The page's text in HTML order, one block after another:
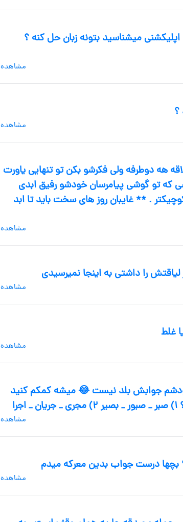
میشناسید بتونه زبان حل کنه ؟
مشاهده
؟
مشاهده
هه دوطرفه ولی فکرشو بکن تو تنهایی یاورت
که تو گوشی پیامرسان خودشو رفیق ابدی
. ** غایبان روز های سخت باید تا ابد
مشاهده
را داشتی به اینجا نمیرسیدی
مشاهده
غلط
مشاهده
جوابش بلد نیست 😂 میشه کمکم کنید
مشاهده
درست جواب بدین معرکه میدم
مشاهده